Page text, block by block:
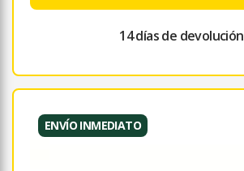
14 días de devolución
ENVÍO INMEDIATO